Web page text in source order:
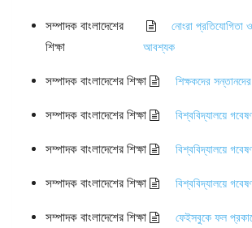
সম্পাদক বাংলাদেশের
শিক্ষা
নোংরা প্রতিযোগিতা
আবশ্যক
সম্পাদক বাংলাদেশের শিক্ষা শিক্ষকদের
সম্পাদক বাংলাদেশের শিক্ষা বিশ্ববিদ্যালয়ে
সম্পাদক বাংলাদেশের শিক্ষা বিশ্ববিদ্যালয়ে
সম্পাদক বাংলাদেশের শিক্ষা বিশ্ববিদ্যালয়ে
সম্পাদক বাংলাদেশের শিক্ষা ফেইসবুকে ফল